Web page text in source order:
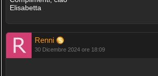
Elisabetta
Renni
30 Dicembre 2024 ore 18:09